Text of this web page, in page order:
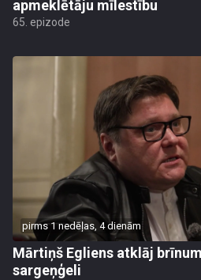
apmeklētāju mīlestību
65. epizode
pirms 1 nedēļas, 4 dienām
Mārtiņš Egliens atklāj
sargeņģeli